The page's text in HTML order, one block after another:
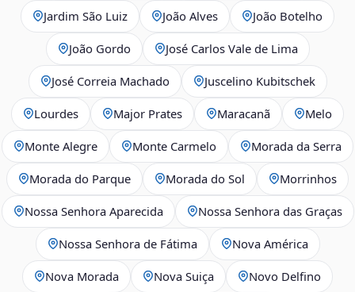
Jardim São Luiz João Alves João Botelho
João Gordo José Carlos Vale de Lima
José Correia Machado Juscelino Kubitschek
Lourdes Major Prates Maracanã Melo
Monte Alegre Monte Carmelo Morada da Serra
Morada do Parque Morada do Sol Morrinhos
Nossa Senhora Aparecida Nossa Senhora das Graças
Nossa Senhora de Fátima Nova América
Nova Morada Nova Suiça Novo Delfino